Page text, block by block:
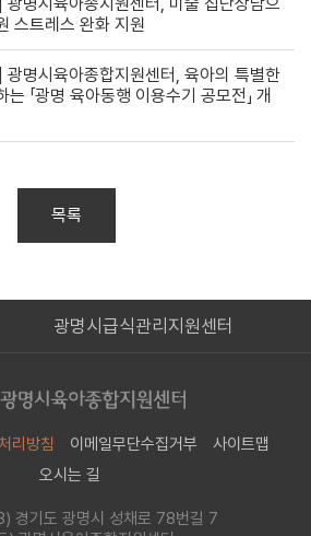
스트레스 완화 지원
광명시육아종합지원센터, 육아의 특별한
「광명 육아동행 이용수기 공모전」 개
목록
광명시급식관리지원센터
리방침 이메일무단수집거부
사이트맵
오시는 길
경기도 광명시 성채로 78번길 7